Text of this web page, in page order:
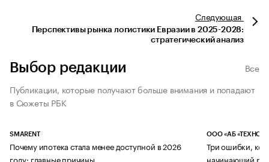
Следующая
Перспективы рынка логистики Евразии в 2025-2028:
стратегический анализ
Выбор редакции
Все
Публикации, которые получают больше внимания и попадают
в Сюжеты РБК
SMARENT
Почему ипотека стала менее доступной в 2026
году: главные причины
ООО «АБ
Три ошибки,
начинающий